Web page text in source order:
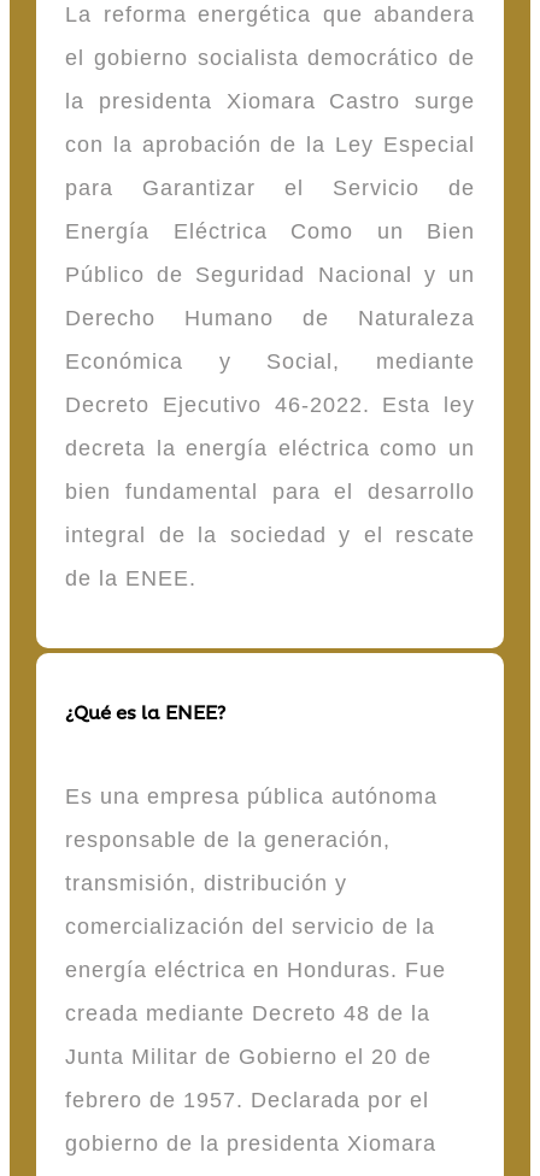
La reforma energética que abandera
el gobierno socialista democrático de
la presidenta Xiomara Castro surge
con la aprobación de la Ley Especial
para Garantizar el Servicio de
Energía Eléctrica Como un Bien
Público de Seguridad Nacional y un
Derecho Humano de Naturaleza
Económica y Social, mediante
Decreto Ejecutivo 46-2022. Esta ley
decreta la energía eléctrica como un
bien fundamental para el desarrollo
integral de la sociedad y el rescate
de la ENEE.
¿Qué es la ENEE?
Es una empresa pública autónoma
responsable de la generación,
transmisión, distribución y
comercialización del servicio de la
energía eléctrica en Honduras. Fue
creada mediante Decreto 48 de la
Junta Militar de Gobierno el 20 de
febrero de 1957. Declarada por el
gobierno de la presidenta Xiomara